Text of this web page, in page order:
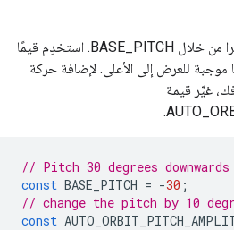
الأوّلي للكاميرا من خلال BASE_PITCH. استخدِم قيمًا
موجبة للعرض إلى الأعلى. لإضافة حركة
غيِّر قيمة
// Pitch 30 degrees downwards
const BASE_PITCH = -30 ;
// change the pitch by 10
const